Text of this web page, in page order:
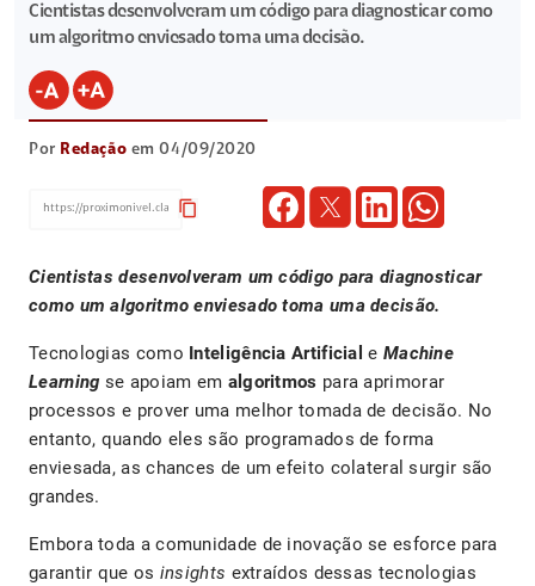
Cientistas desenvolveram um código para diagnosticar como
um algoritmo enviesado toma uma decisão.
Por Redação em 04/09/2020
content_copy
Cientistas desenvolveram um código para diagnosticar
como um algoritmo enviesado toma uma decisão.
Tecnologias como Inteligência Artificial e Machine
Learning se apoiam em algoritmos para aprimorar
processos e prover uma melhor tomada de decisão. No
entanto, quando eles são programados de forma
enviesada, as chances de um efeito colateral surgir são
grandes.
Embora toda a comunidade de inovação se esforce para
garantir que os insights extraídos dessas tecnologias